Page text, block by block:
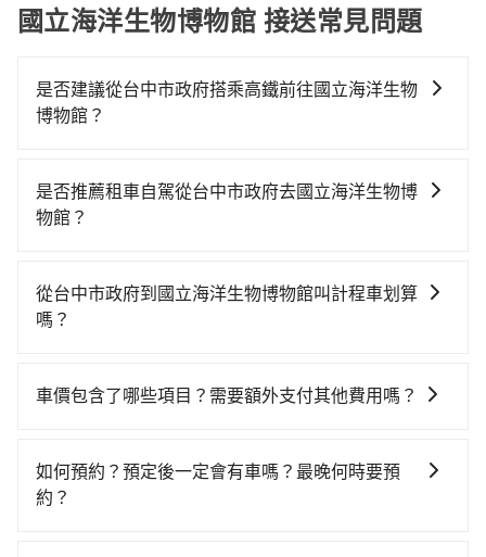
國立海洋生物博物館 接送常見問題
是否建議從台中市政府搭乘高鐵前往國立海洋生物
博物館？
鐵較貴、費時！從最早06:25一直到23:07，台中-左營一
天最多有89班次高鐵可搭乘。假設從台中市政府 (台中市
場購票並於月台排隊的時間約20分鐘，再乘坐45~68分
鐘（平均57分）的高鐵從台中站前往左營高鐵站，每人
立海洋生物博物館 (屏東縣車城鄉) 的目的地。全程加上
不按表收費，看乘客是外地人便漫天喊價或恣意繞路。
但如果全程使用tripool並到府專車接送，則每人平均花
是否推薦租車自駕從台中市政府去國立海洋生物博
物館？
時不需要閉目養神（因為要自己開車），最重要的是你
當天就要來回，那在台中路邊可隨租隨借的iRent應該是
市政府到國立海洋生物博物館的花費預估為
時40元路邊停車費用預估進去，但額外的汽車保險與可
能的罰單都需自付。再者，和運的iRent只提供最基本的
從台中市政府到國立海洋生物博物館叫計程車划算
嗎？
灣大車隊、Uber、Line Taxi、Yoxi等，如果在路邊攔不
美汽車行等叫車看看。依照里程跳錶計算，價格約為
7,025~8,400元間，但如改預約tripool可省高達
車價包含了哪些項目？需要額外支付其他費用嗎？
路費、油資、保險、小費，司機的餐費與住宿費不需要
乘客負擔，沒有其他巧令名目的隱藏費用，網站上看到
如何預約？預定後一定會有車嗎？最晚何時要預
約？